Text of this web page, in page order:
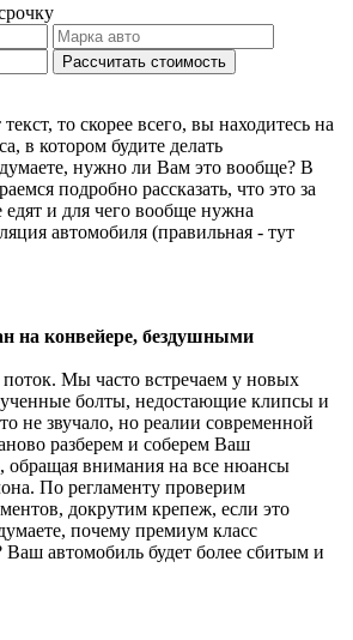
Рассчитать стоимость
то скорее всего, вы находитесь на
в котором будите делать
нужно ли Вам это вообще? В
подробно рассказать, что это за
едят и для чего вообще нужна
автомобиля (правильная - тут
на конвейере, бездушными
Мы часто встречаем у новых
болты, недостающие клипсы и
не звучало, но реалии современной
разберем и соберем Ваш
обращая внимания на все нюансы
По регламенту проверим
докрутим крепеж, если это
почему премиум класс
Ваш автомобиль будет более сбитым и